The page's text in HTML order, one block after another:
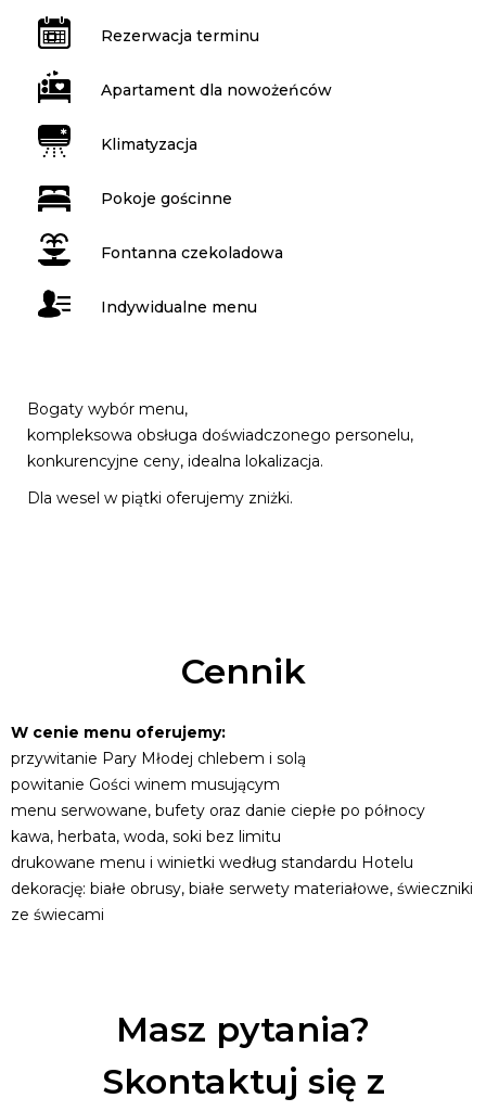
Rezerwacja terminu
Apartament dla nowożeńców
Klimatyzacja
Pokoje gościnne
Fontanna czekoladowa
Indywidualne menu
Bogaty wybór menu,
kompleksowa obsługa doświadczonego personelu,
konkurencyjne ceny, idealna lokalizacja.
Dla wesel w piątki oferujemy zniżki.
Cennik
W cenie menu oferujemy:
przywitanie Pary Młodej chlebem i solą
powitanie Gości winem musującym
menu serwowane, bufety oraz danie ciepłe po północy
kawa, herbata, woda, soki bez limitu
drukowane menu i winietki według standardu Hotelu
dekorację: białe obrusy, białe serwety materiałowe, świeczniki
ze świecami
Masz pytania?
Skontaktuj się z